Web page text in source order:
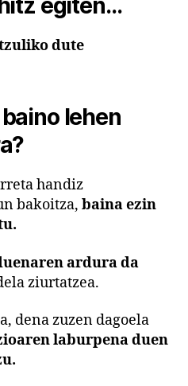
egiten…
dute
lehen
handiz
bakoitza, baina ezin
ardura da
ziurtatzea.
dena zuzen dagoela
laburpena duen